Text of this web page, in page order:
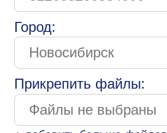
Город:
Прикрепить файлы: